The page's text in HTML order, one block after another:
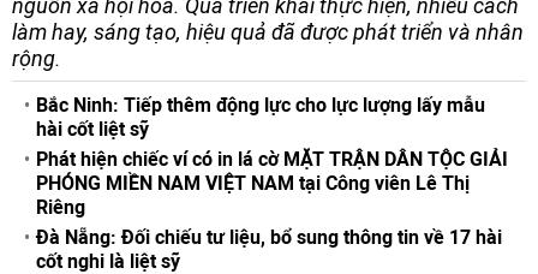
nguồn xã hội hóa. Qua triển khai thực hiện, nhiều cách
làm hay, sáng tạo, hiệu quả đã được phát triển và nhân
rộng.
Bắc Ninh: Tiếp thêm động lực cho lực lượng lấy mẫu
hài cốt liệt sỹ
Phát hiện chiếc ví có in lá cờ MẶT TRẬN DÂN TỘC GIẢI
PHÓNG MIỀN NAM VIỆT NAM tại Công viên Lê Thị
Riêng
Đà Nẵng: Đối chiếu tư liệu, bổ sung thông tin về 17 hài
cốt nghi là liệt sỹ